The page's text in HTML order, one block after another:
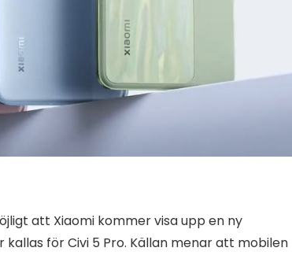
att Xiaomi kommer visa upp en ny
för Civi 5 Pro. Källan menar att mobilen